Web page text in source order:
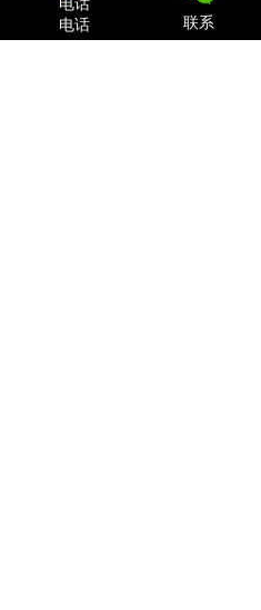
护及机房一体化解决方案；
电话 联系